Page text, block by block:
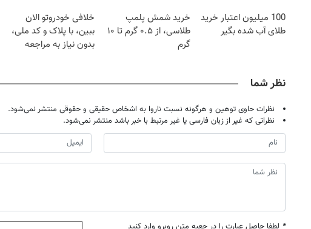
100 میلیون اعتبار خرید
طلای آب شده بگیر
خرید شمش پلمپ
طلاسی، از ۰.۵ گرم تا ۱۰
گرم
خلافی خودروتو الان
ببین، با پلاک و کد ملی،
بدون نیاز به مراجعه
نظر شما
نظرات حاوی توهین و هرگونه نسبت ناروا به اشخاص حقیقی و حقوقی منتشر نمی‌شود.
نظراتی که غیر از زبان فارسی یا غیر مرتبط با خبر باشد منتشر نمی‌شود.
* لطفا حاصل عبارت را در جعبه متن روبرو وارد کنید